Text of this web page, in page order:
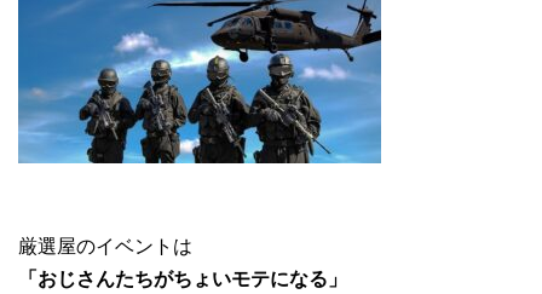
厳選屋のイベントは
「おじさんたちがちょいモテになる」